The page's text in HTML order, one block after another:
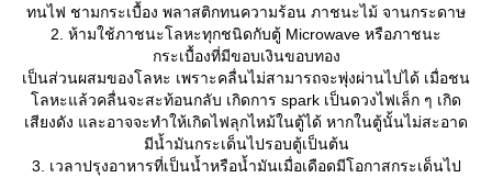
ทนไฟ ชามกระเบื้อง พลาสติกทนความร้อน ภาชนะไม้ จานกระดาษ
2. ห้ามใช้ภาชนะโลหะทุกชนิดกับตู้ Microwave หรือภาชนะ
กระเบื้องที่มีขอบเงินขอบทอง
เป็นส่วนผสมของโลหะ เพราะคลื่นไม่สามารถจะพุ่งผ่านไปได้ เมื่อชน
ลหะแล้วคลื่นจะสะท้อนกลับ เกิดการ spark เป็นดวงไฟเล็ก ๆ เกิด
เสียงดัง และอาจจะทำให้เกิดไฟลุกไหม้ในตู้ได้ หากในตู้นั้นไม่สะอาด
มีน้ำมันกระเด็นไปรอบตู้เป็นต้น
3. เวลาปรุงอาหารที่เป็นน้ำหรือน้ำมันเมื่อเดือดมีโอกาสกระเด็นไป